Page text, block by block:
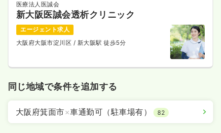
医療法人医誠会
新大阪医誠会透析クリニック
エージェント求人
大阪府大阪市淀川区 / 新大阪駅 徒歩5分
同じ地域で条件を追加する
大阪府箕面市×車通勤可（駐車場有） 82